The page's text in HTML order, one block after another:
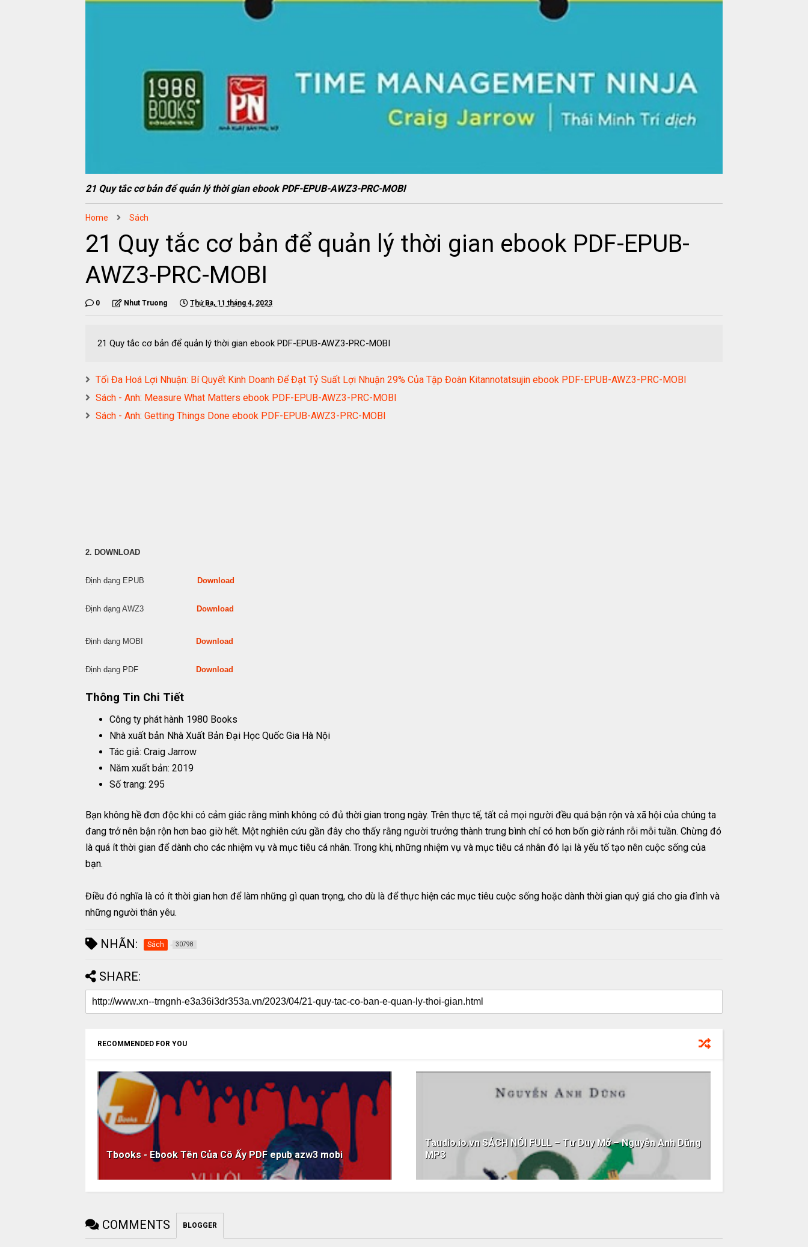
21 Quy tắc cơ bản để quản lý thời gian ebook PDF-EPUB-AWZ3-PRC-MOBI
Home Sách
21 Quy tắc cơ bản để quản lý thời gian ebook PDF-EPUB-
AWZ3-PRC-MOBI
0 Nhut Truong Thứ Ba, 11 tháng 4, 2023
21 Quy tắc cơ bản để quản lý thời gian ebook PDF-EPUB-AWZ3-PRC-MOBI
Tối Đa Hoá Lợi Nhuận: Bí Quyết Kinh Doanh Để Đạt Tỷ Suất Lợi Nhuận 29% Của Tập Đoàn Kitannotatsujin ebook PDF-EPUB-AWZ3-PRC-MOBI
Sách - Anh: Measure What Matters ebook PDF-EPUB-AWZ3-PRC-MOBI
Sách - Anh: Getting Things Done ebook PDF-EPUB-AWZ3-PRC-MOBI
2. DOWNLOAD
Định dạng EPUB Download
Định dạng AWZ3 Download
Định dạng MOBI Download
Định dạng PDF Download
Thông Tin Chi Tiết
Công ty phát hành 1980 Books
Nhà xuất bản Nhà Xuất Bản Đại Học Quốc Gia Hà Nội
Tác giả: Craig Jarrow
Năm xuất bản: 2019
Số trang: 295
Bạn không hề đơn độc khi có cảm giác rằng mình không có đủ thời gian trong ngày. Trên thực tế, tất cả mọi người đều quá bận rộn và xã hội của chúng ta
đang trở nên bận rộn hơn bao giờ hết. Một nghiên cứu gần đây cho thấy rằng người trưởng thành trung bình chỉ có hơn bốn giờ rảnh rỗi mỗi tuần. Chừng đó
là quá ít thời gian để dành cho các nhiệm vụ và mục tiêu cá nhân. Trong khi, những nhiệm vụ và mục tiêu cá nhân đó lại là yếu tố tạo nên cuộc sống của
bạn.
Điều đó nghĩa là có ít thời gian hơn để làm những gì quan trọng, cho dù là để thực hiện các mục tiêu cuộc sống hoặc dành thời gian quý giá cho gia đình và
những người thân yêu.
NHÃN: Sách 30798
SHARE:
RECOMMENDED FOR YOU
Tbooks - Ebook Tên Của Cô Ấy PDF epub azw3 mobi
Taudio.io.vn SÁCH NÓI FULL – Tư Duy Mở – Nguyễn Anh Dũng
MP3
COMMENTS BLOGGER